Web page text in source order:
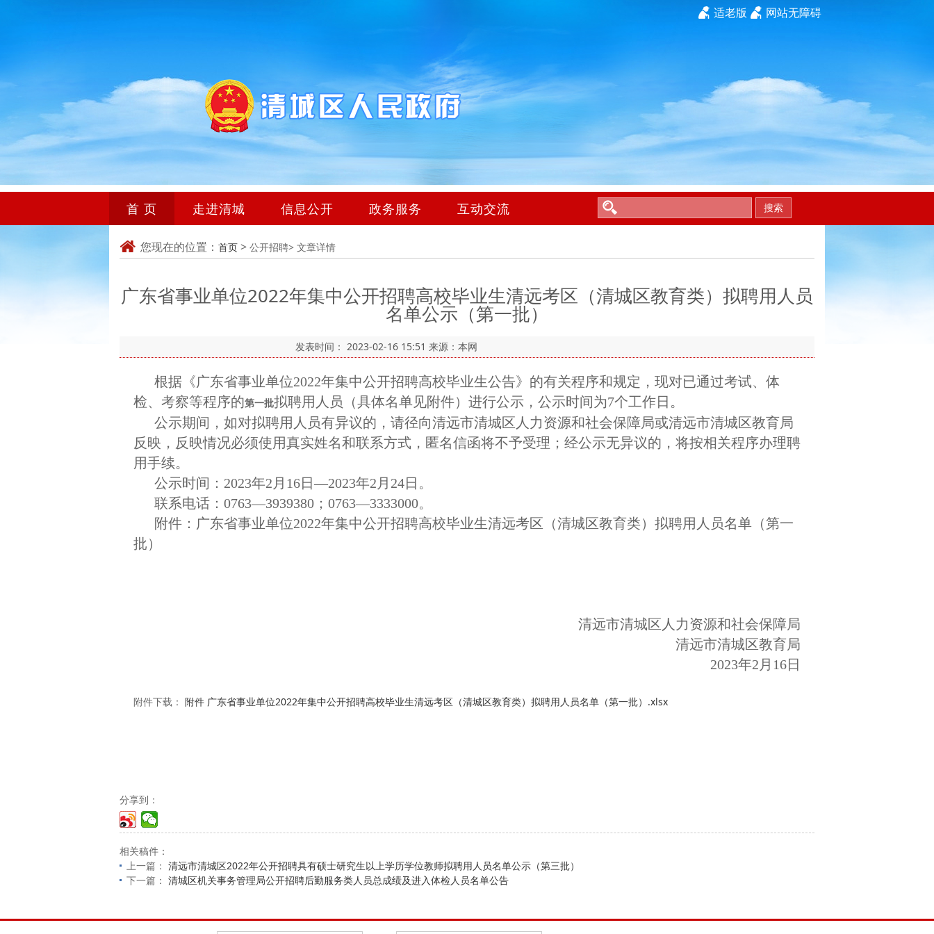
网站无障碍
适老版
首 页 走进清城 信息公开 政务服务 互动交流 搜索
您现在的位置： 首页 > 公开招聘> 文章详情
广东省事业单位2022年集中公开招聘高校毕业生清远考区（清城区教育类）拟聘用人员
名单公示（第一批）
发表时间： 2023-02-16 15:51 来源：本网
根据《广东省事业单位2022年集中公开招聘高校毕业生公告》的有关程序和规定，现对已通过考试、体
检、考察等程序的第一批拟聘用人员（具体名单见附件）进行公示，公示时间为7个工作日。
公示期间，如对拟聘用人员有异议的，请径向清远市清城区人力资源和社会保障局或清远市清城区教育局
反映，反映情况必须使用真实姓名和联系方式，匿名信函将不予受理；经公示无异议的，将按相关程序办理聘
用手续。
公示时间：2023年2月16日—2023年2月24日。
联系电话：0763—3939380；0763—3333000。
附件：广东省事业单位2022年集中公开招聘高校毕业生清远考区（清城区教育类）拟聘用人员名单（第一
批）
清远市清城区人力资源和社会保障局
清远市清城区教育局
2023年2月16日
附件下载： 附件 广东省事业单位2022年集中公开招聘高校毕业生清远考区（清城区教育类）拟聘用人员名单（第一批）.xlsx
分享到：
相关稿件：
上一篇： 清远市清城区2022年公开招聘具有硕士研究生以上学历学位教师拟聘用人员名单公示（第三批）
下一篇： 清城区机关事务管理局公开招聘后勤服务类人员总成绩及进入体检人员名单公告